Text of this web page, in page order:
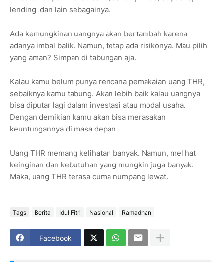
lending, dan lain sebagainya.
Ada kemungkinan uangnya akan bertambah karena
adanya imbal balik. Namun, tetap ada risikonya. Mau pilih
yang aman? Simpan di tabungan aja.
Kalau kamu belum punya rencana pemakaian uang THR,
sebaiknya kamu tabung. Akan lebih baik kalau uangnya
bisa diputar lagi dalam investasi atau modal usaha.
Dengan demikian kamu akan bisa merasakan
keuntungannya di masa depan.
Uang THR memang kelihatan banyak. Namun, melihat
keinginan dan kebutuhan yang mungkin juga banyak.
Maka, uang THR terasa cuma numpang lewat.
Tags Berita Idul Fitri Nasional Ramadhan
Facebook